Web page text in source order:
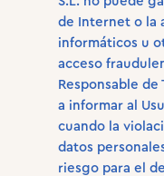
de Internet o la
informáticos u
acceso
Responsable
a informar al
cuando la
datos
riesgo para el